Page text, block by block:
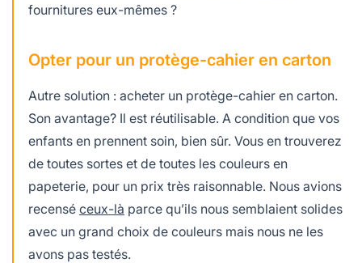
fournitures eux-mêmes ?
Opter pour un protège-cahier en carton
Autre solution : acheter un protège-cahier en carton.
Son avantage? Il est réutilisable. A condition que vos
enfants en prennent soin, bien sûr. Vous en trouverez
de toutes sortes et de toutes les couleurs en
papeterie, pour un prix très raisonnable. Nous avions
recensé ceux-là parce qu’ils nous semblaient solides
avec un grand choix de couleurs mais nous ne les
avons pas testés.